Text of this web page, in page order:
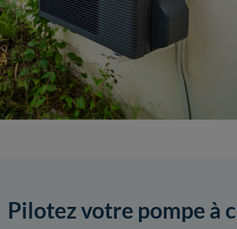
Pilotez votre pompe à